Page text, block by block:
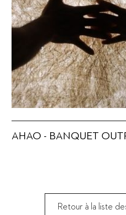
AHAO - BANQUET
Retour à la liste